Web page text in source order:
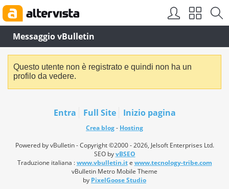
Messaggio vBulletin
Questo utente non è registrato e quindi non ha un
profilo da vedere.
Entra Full Site Inizio pagina
Crea blog- Hosting
Powered by vBulletin - Copyright ©2000 - 2026, Jelsoft Enterprises Ltd.
SEO byvBSEO
Traduzione italiana :www.vbulletin.ite www.tecnology-tribe.com
vBulletin Metro Mobile Theme
by PixelGoose Studio